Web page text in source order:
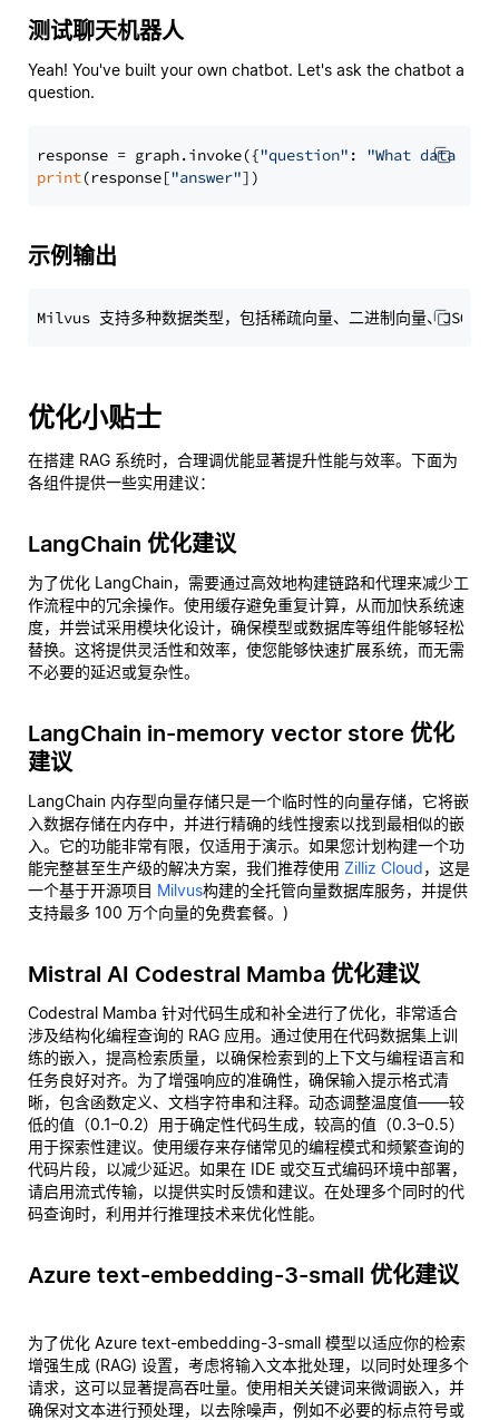
测试聊天机器人
Yeah! You've built your own chatbot. Let's ask the chatbot a
question.
response = graph.invoke({"question" : "What data
print(response["answer"
示例输出
优化小贴士
在搭建 RAG 系统时，合理调优能显著提升性能与效率。下面为
各组件提供一些实用建议：
LangChain 优化建议
为了优化 LangChain，需要通过高效地构建链路和代理来减少工
作流程中的冗余操作。使用缓存避免重复计算，从而加快系统速
度，并尝试采用模块化设计，确保模型或数据库等组件能够轻松
替换。这将提供灵活性和效率，使您能够快速扩展系统，而无需
不必要的延迟或复杂性。
LangChain in-memory vector store 优化
建议
LangChain 内存型向量存储只是一个临时性的向量存储，它将嵌
入数据存储在内存中，并进行精确的线性搜索以找到最相似的嵌
入。它的功能非常有限，仅适用于演示。如果您计划构建一个功
能完整甚至生产级的解决方案，我们推荐使用 Zilliz Cloud，这是
一个基于开源项目 Milvus构建的全托管向量数据库服务，并提供
支持最多 100 万个向量的免费套餐。)
Mistral AI Codestral Mamba 优化建议
Codestral Mamba 针对代码生成和补全进行了优化，非常适合
涉及结构化编程查询的 RAG 应用。通过使用在代码数据集上训
练的嵌入，提高检索质量，以确保检索到的上下文与编程语言和
任务良好对齐。为了增强响应的准确性，确保输入提示格式清
晰，包含函数定义、文档字符串和注释。动态调整温度值——较
低的值（0.1–0.2）用于确定性代码生成，较高的值（0.3–0.5）
用于探索性建议。使用缓存来存储常见的编程模式和频繁查询的
代码片段，以减少延迟。如果在 IDE 或交互式编码环境中部署，
请启用流式传输，以提供实时反馈和建议。在处理多个同时的代
码查询时，利用并行推理技术来优化性能。
Azure text-embedding-3-small 优化建议
为了优化 Azure text-embedding-3-small 模型以适应你的检索
增强生成 (RAG) 设置，考虑将输入文本批处理，以同时处理多个
请求，这可以显著提高吞吐量。使用相关关键词来微调嵌入，并
确保对文本进行预处理，以去除噪声，例如不必要的标点符号或